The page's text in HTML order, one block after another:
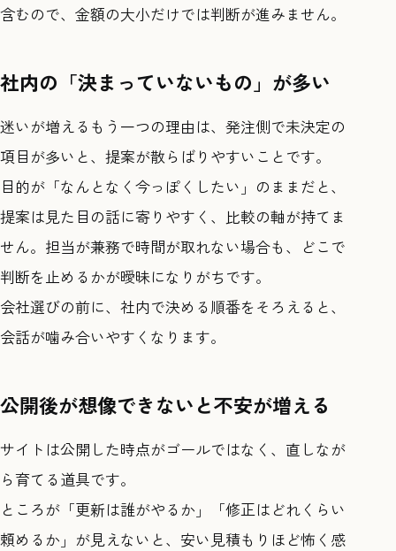
含むので、金額の大小だけでは判断が進みません。
社内の「決まっていないもの」が多い
迷いが増えるもう一つの理由は、発注側で未決定の
項目が多いと、提案が散らばりやすいことです。
目的が「なんとなく今っぽくしたい」のままだと、
提案は見た目の話に寄りやすく、比較の軸が持てま
せん。担当が兼務で時間が取れない場合も、どこで
判断を止めるかが曖昧になりがちです。
会社選びの前に、社内で決める順番をそろえると、
会話が噛み合いやすくなります。
公開後が想像できないと不安が増える
サイトは公開した時点がゴールではなく、直しなが
ら育てる道具です。
ところが「更新は誰がやるか」「修正はどれくらい
頼めるか」が見えないと、安い見積もりほど怖く感